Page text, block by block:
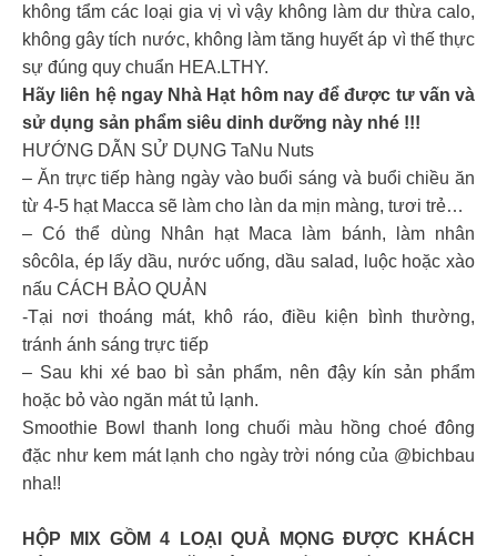
không tẩm các loại gia vị vì vậy không làm dư thừa calo,
không gây tích nước, không làm tăng huyết áp vì thế thực
sự đúng quy chuẩn HEA.LTHY.
Hãy liên hệ ngay Nhà Hạt hôm nay để được tư vấn và
sử dụng sản phẩm siêu dinh dưỡng này nhé !!!
HƯỚNG DẪN SỬ DỤNG TaNu Nuts
– Ăn trực tiếp hàng ngày vào buổi sáng và buổi chiều ăn
từ 4-5 hạt Macca sẽ làm cho làn da mịn màng, tươi trẻ…
– Có thể dùng Nhân hạt Maca làm bánh, làm nhân
sôcôla, ép lấy dầu, nước uống, dầu salad, luộc hoặc xào
nấu CÁCH BẢO QUẢN
-Tại nơi thoáng mát, khô ráo, điều kiện bình thường,
tránh ánh sáng trực tiếp
– Sau khi xé bao bì sản phẩm, nên đậy kín sản phẩm
hoặc bỏ vào ngăn mát tủ lạnh.
Smoothie Bowl thanh long chuối màu hồng choé đông
đặc như kem mát lạnh cho ngày trời nóng của @bichbau
nha!!
HỘP MIX GỒM 4 LOẠI QUẢ MỌNG ĐƯỢC KHÁCH